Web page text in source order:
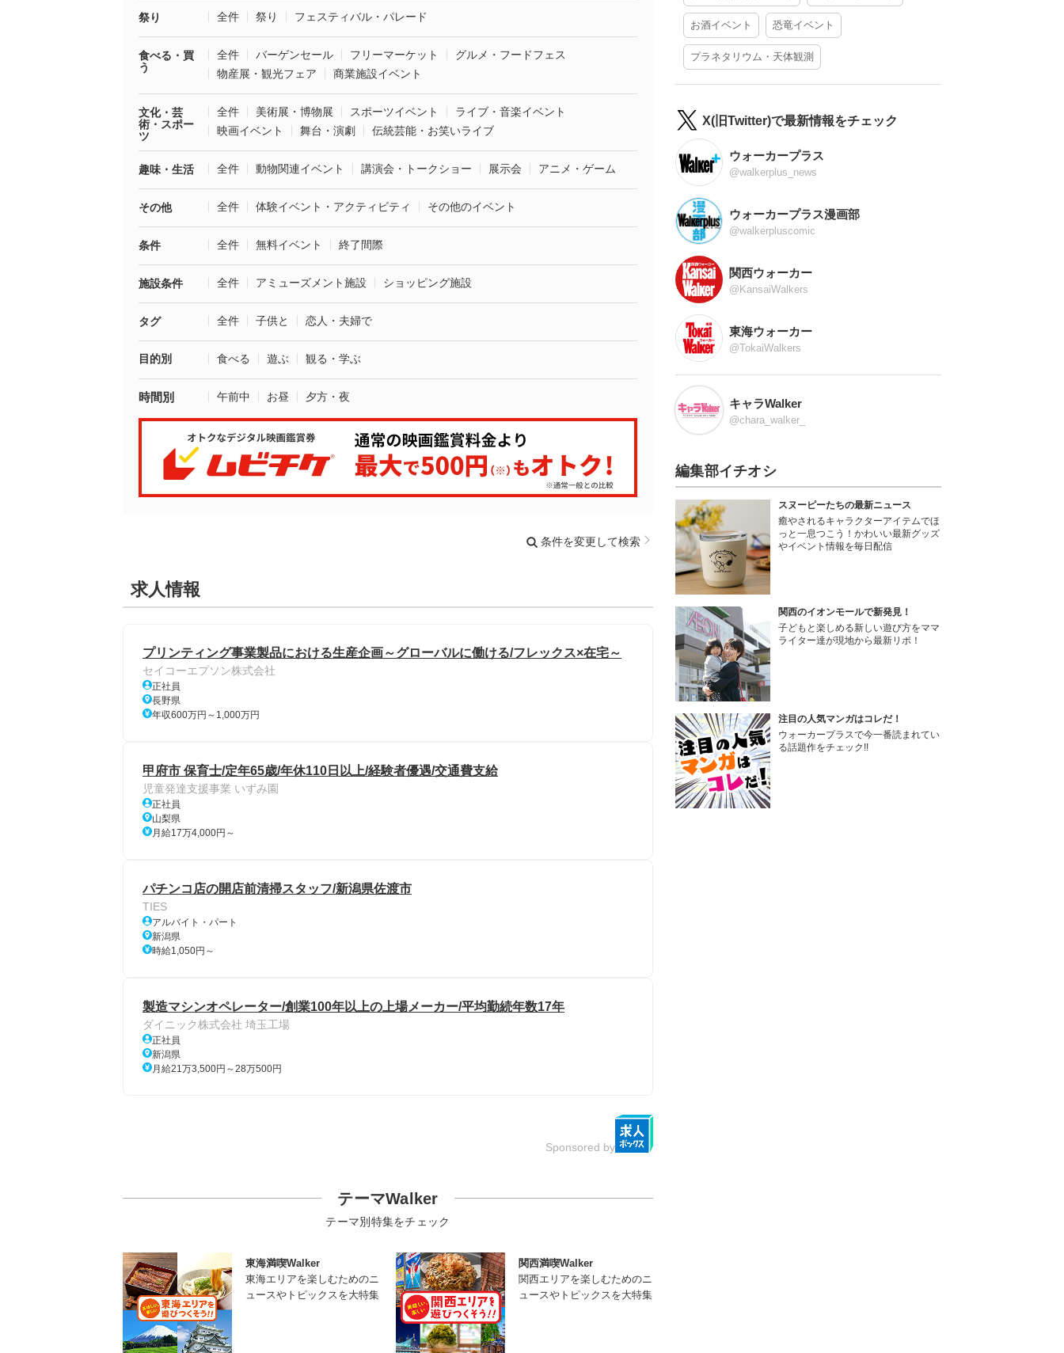
祭り 全件 祭り フェスティバル・パレード
食べる・買
う
全件 バーゲンセール フリーマーケット
グルメ・フードフェス
物産展・観光フェア
商業施設イベント
文化・芸
術・スポー
ツ
全件 美術展・博物展 スポーツイベント
ライブ・音楽イベント
映画イベント
舞台・演劇 伝統芸能・お笑いライブ
趣味・生活 全件 動物関連イベント 講演会・トークショー 展示会 アニメ・ゲーム
その他 全件 体験イベント・アクティビティ その他のイベント
条件 全件 無料イベント 終了間際
施設条件 全件 アミューズメント施設 ショッピング施設
タグ 全件 子供と 恋人・夫婦で
目的別 食べる 遊ぶ 観る・学ぶ
時間別 午前中 お昼 夕方・夜
条件を変更して検索
求人情報
プリンティング事業製品における生産企画～グローバルに働ける/フレックス×在宅～
セイコーエプソン株式会社
正社員
長野県
年収600万円～1,000万円
甲府市 保育士/定年65歳/年休110日以上/経験者優遇/交通費支給
児童発達支援事業 いずみ園
正社員
山梨県
月給17万4,000円～
パチンコ店の開店前清掃スタッフ/新潟県佐渡市
TIES
アルバイト・パート
新潟県
時給1,050円～
製造マシンオペレーター/創業100年以上の上場メーカー/平均勤続年数17年
ダイニック株式会社 埼玉工場
正社員
新潟県
月給21万3,500円～28万500円
Sponsored by
テーマWalker
テーマ別特集をチェック
東海満喫Walker
東海エリアを楽しむためのニ
ュースやトピックスを大特集
関西満喫Walker
関西エリアを楽しむためのニ
ュースやトピックスを大特集
お酒イベント 恐竜イベント
プラネタリウム・天体観測
X(旧Twitter)で最新情報をチェック
ウォーカープラス
@walkerplus_news
ウォーカープラス漫画部
@walkerpluscomic
関西ウォーカー
@KansaiWalkers
東海ウォーカー
@TokaiWalkers
キャラWalker
@chara_walker_
編集部イチオシ
スヌーピーたちの最新ニュース
癒やされるキャラクターアイテムでほ
っと一息つこう！かわいい最新グッズ
やイベント情報を毎日配信
関西のイオンモールで新発見！
子どもと楽しめる新しい遊び方をママ
ライター達が現地から最新リポ！
注目の人気マンガはコレだ！
ウォーカープラスで今一番読まれてい
る話題作をチェック!!